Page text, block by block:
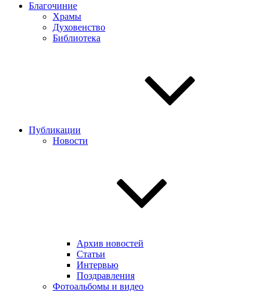
Благочиние
Храмы
Духовенство
Библиотека
Публикации
Новости
Архив новостей
Статьи
Интервью
Поздравления
Фотоальбомы и видео